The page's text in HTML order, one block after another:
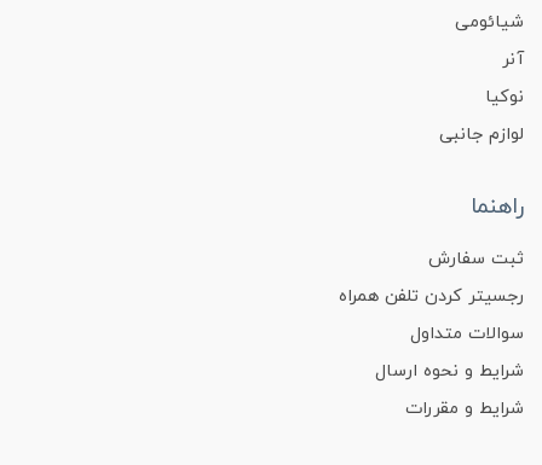
شیائومی
آنر
نوکیا
لوازم جانبی
راهنما
ثبت سفارش
رجسیتر کردن تلفن همراه
سوالات متداول
شرایط و نحوه ارسال
شرایط و مقررات